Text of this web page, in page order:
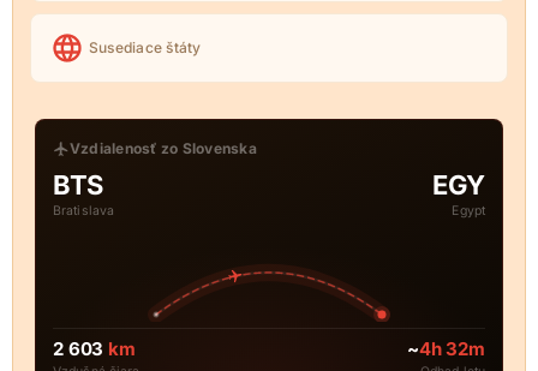
Susediace štáty
Vzdialenosť zo Slovenska
BTS
Bratislava
EGY
Egypt
2 603 km ~4h 32m